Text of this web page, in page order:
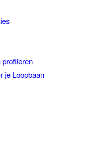
profileren
je Loopbaan